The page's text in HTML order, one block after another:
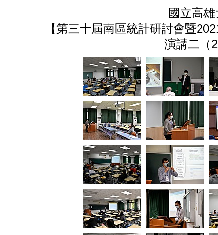
國立高
【第三十屆南區統計研討會暨
演講二（